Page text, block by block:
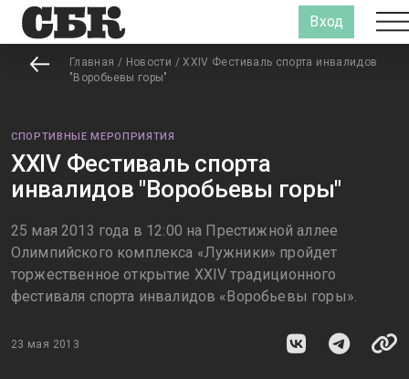
Вход
Главная / Новости / XXIV Фестиваль спорта инвалидов
"Воробьевы горы"
СПОРТИВНЫЕ МЕРОПРИЯТИЯ
XXIV Фестиваль спорта
инвалидов "Воробьевы горы"
25 мая 2013 года в 12:00 на Престижной аллее
Олимпийского комплекса «Лужники» пройдет
торжественное открытие XXIV традиционного
фестиваля спорта инвалидов «Воробьевы горы».
23 мая 2013